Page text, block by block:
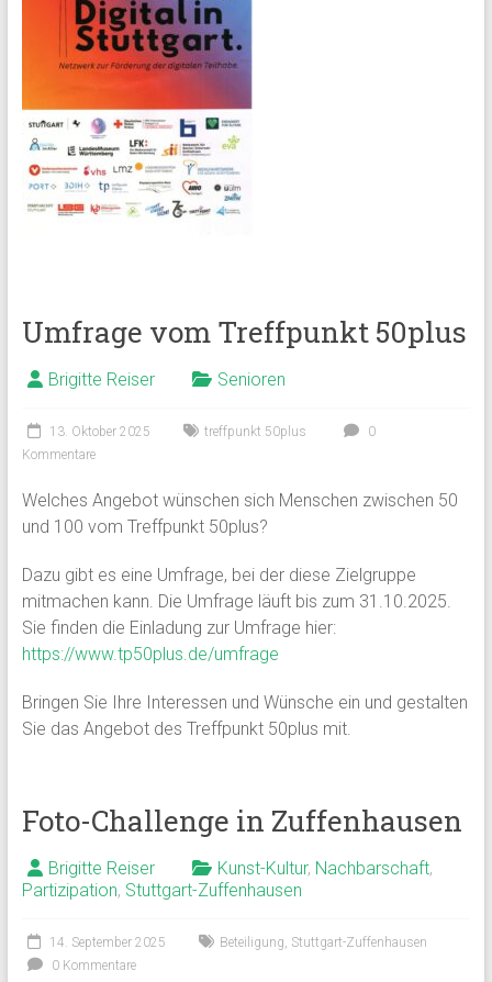
Umfrage vom Treffpunkt 50plus
Brigitte Reiser Senioren
13. Oktober 2025 treffpunkt 50plus
0
Kommentare
Welches Angebot wünschen sich Menschen zwischen 50
und 100 vom Treffpunkt 50plus?
Dazu gibt es eine Umfrage, bei der diese Zielgruppe
mitmachen kann. Die Umfrage läuft bis zum 31.10.2025.
Sie finden die Einladung zur Umfrage hier:
https://www.tp50plus.de/umfrage
Bringen Sie Ihre Interessen und Wünsche ein und gestalten
Sie das Angebot des Treffpunkt 50plus mit.
Foto-Challenge in Zuffenhausen
Brigitte Reiser Kunst-Kultur, Nachbarschaft,
Partizipation, Stuttgart-Zuffenhausen
14. September 2025 Beteiligung, Stuttgart-Zuffenhausen
0 Kommentare